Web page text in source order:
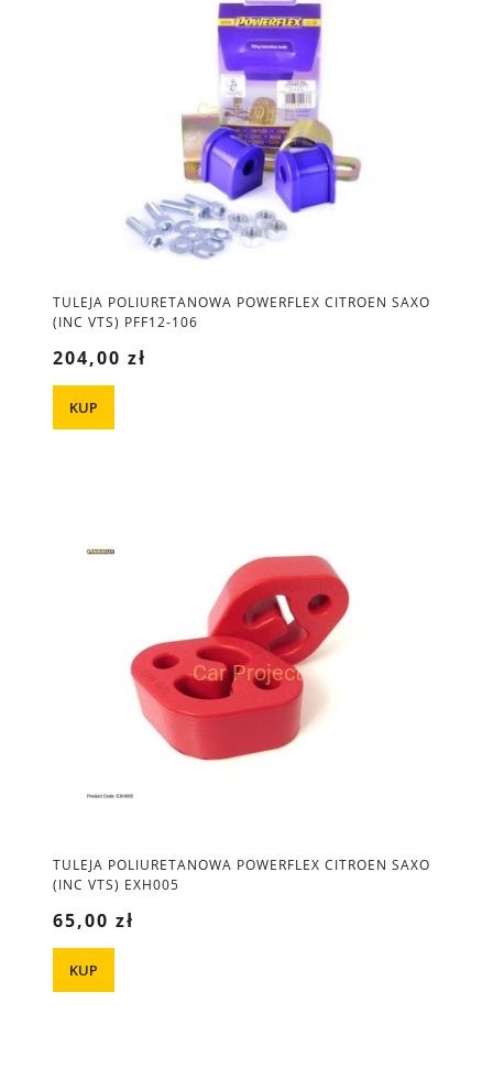
TULEJA POLIURETANOWA POWERFLEX CITROEN SAXO
(INC VTS) PFF12-106
204,00 zł
KUP
TULEJA POLIURETANOWA POWERFLEX CITROEN SAXO
(INC VTS) EXH005
65,00 zł
KUP